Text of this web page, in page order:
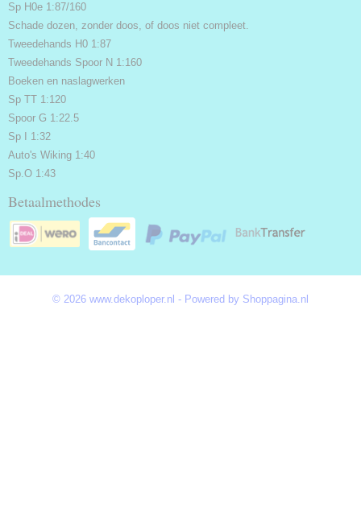
Sp H0e 1:87/160
Schade dozen, zonder doos, of doos niet compleet.
Tweedehands H0 1:87
Tweedehands Spoor N 1:160
Boeken en naslagwerken
Sp TT 1:120
Spoor G 1:22.5
Sp I 1:32
Auto's Wiking 1:40
Sp.O 1:43
Betaalmethodes
© 2026 www.dekoploper.nl - Powered by Shoppagina.nl